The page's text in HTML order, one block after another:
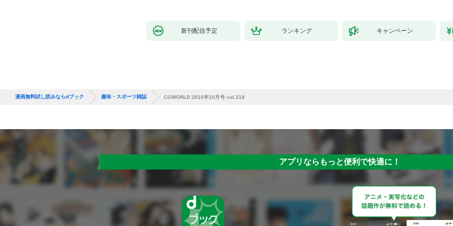
新刊配信予定 ランキング キャンペーン
漫画無料試し読みならdブック 趣味・スポーツ雑誌 CGWORLD 2016年10月号 vol.218
アプリならもっと便利で快適に！